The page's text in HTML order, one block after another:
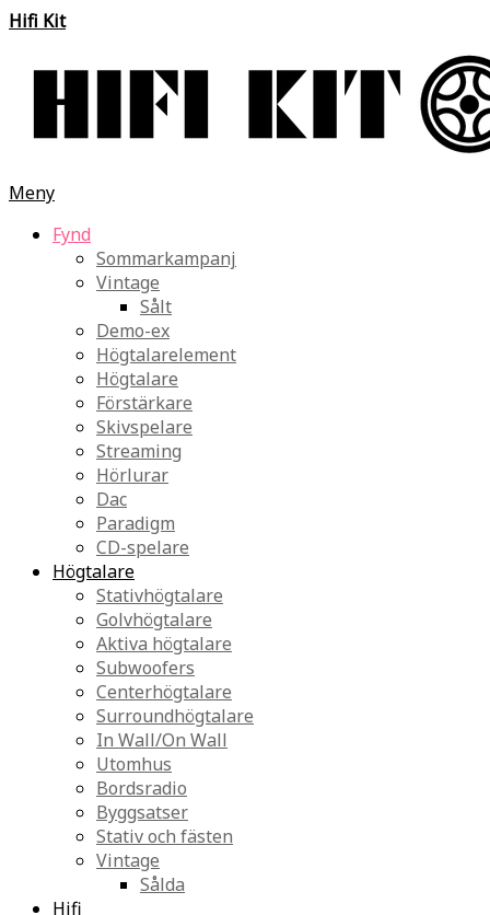
Hifi Kit
Meny
Fynd
Sommarkampanj
Vintage
Sålt
Demo-ex
Högtalarelement
Högtalare
Förstärkare
Skivspelare
Streaming
Hörlurar
Dac
Paradigm
CD-spelare
Högtalare
Stativhögtalare
Golvhögtalare
Aktiva högtalare
Subwoofers
Centerhögtalare
Surroundhögtalare
In Wall/On Wall
Utomhus
Bordsradio
Byggsatser
Stativ och fästen
Vintage
Sålda
Hifi